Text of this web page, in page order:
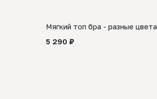
Мягкий топ бра - разные цвета
5 290 ₽